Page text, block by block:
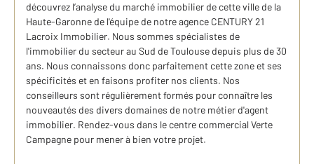
découvrez l’analyse du marché immobilier de cette ville de la
Haute-Garonne de l'équipe de notre agence CENTURY 21
Lacroix Immobilier. Nous sommes spécialistes de
l'immobilier du secteur au Sud de Toulouse depuis plus de 30
ans. Nous connaissons donc parfaitement cette zone et ses
spécificités et en faisons profiter nos clients. Nos
conseilleurs sont régulièrement formés pour connaître les
nouveautés des divers domaines de notre métier d'agent
immobilier. Rendez-vous dans le centre commercial Verte
Campagne pour mener à bien votre projet.